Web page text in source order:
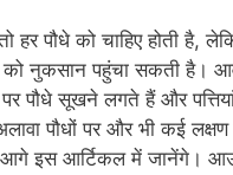
हर पौधे को चाहिए होती है,
को नुकसान पहुंचा सकती है।
पौधे सूखने लगते हैं और
पौधों पर और भी कई लक्षण
इस आर्टिकल में जानेंगे।